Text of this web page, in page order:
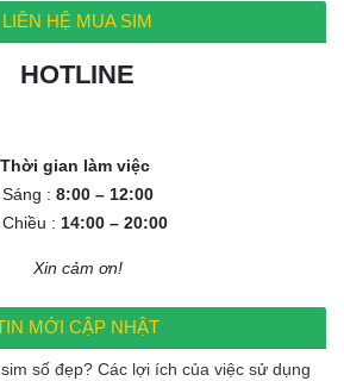
LIÊN HỆ MUA SIM
HOTLINE
Thời gian làm việc
: 8:00 – 12:00
: 14:00 – 20:00
Xin cảm ơn!
MỚI CẬP NHẬT
số đẹp? Các lợi ích của việc sử dụng